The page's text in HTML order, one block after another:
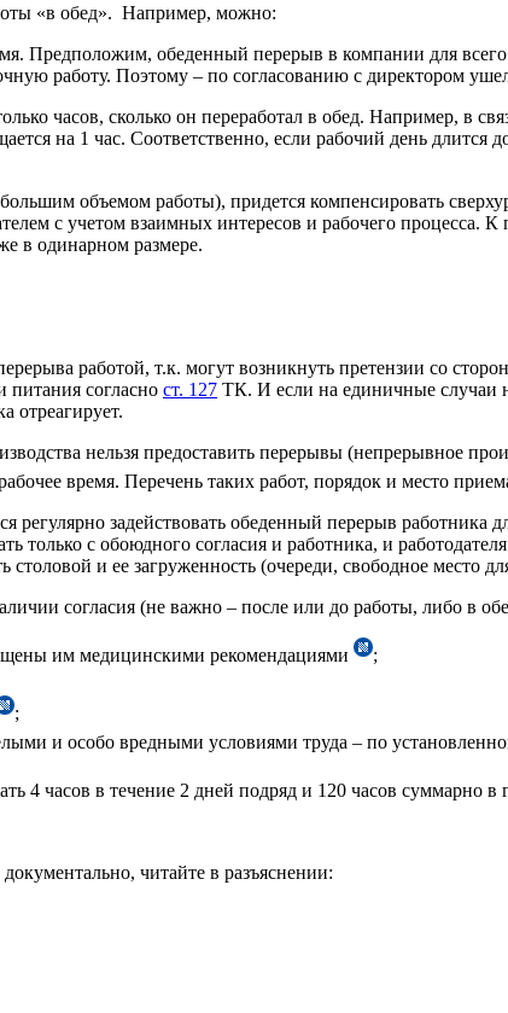
«в обед». Например, можно:
Предположим, обеденный перерыв в компании для
работу. Поэтому – по согласованию с директором
часов, сколько он переработал в обед. Например, в
на 1 час. Соответственно, если рабочий день
объемом работы), придется компенсировать
с учетом взаимных интересов и рабочего
в одинарном размере.
работой, т.к. могут возникнуть претензии со
питания согласно ст. 127 ТК. И если на единичные случаи
отреагирует.
нельзя предоставить перерывы (непрерывное
время. Перечень таких работ, порядок и место
регулярно задействовать обеденный перерыв
только с обоюдного согласия и работника, и
столовой и ее загруженность (очереди, свободное место
согласия (не важно – после или до работы, либо в
им медицинскими рекомендациями
;
;
и особо вредными условиями труда – по
4 часов в течение 2 дней подряд и 120 часов суммарно в
читайте в разъяснении: